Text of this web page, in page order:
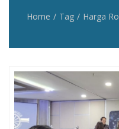
Home Tag Harga